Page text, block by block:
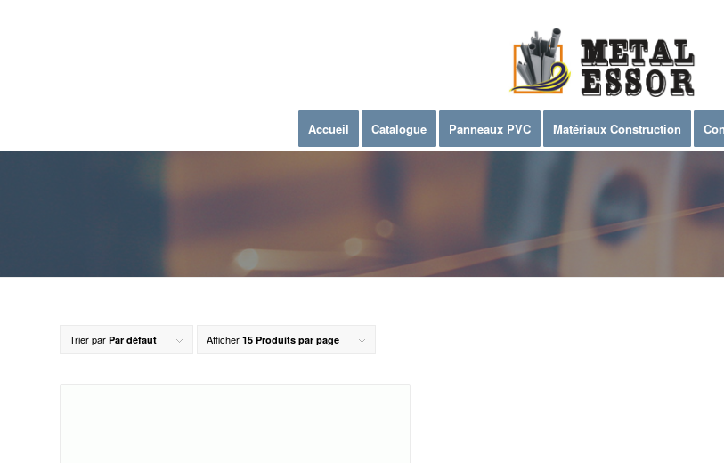
Accueil Catalogue Panneaux PVC Matériaux Construction
Trier par Par défaut Afficher 15 Produits par page